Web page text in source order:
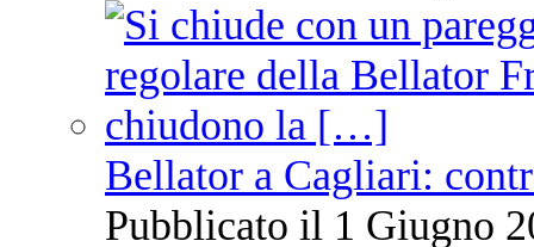
Bellator a Cagliari:
Pubblicato il 1 Giugno